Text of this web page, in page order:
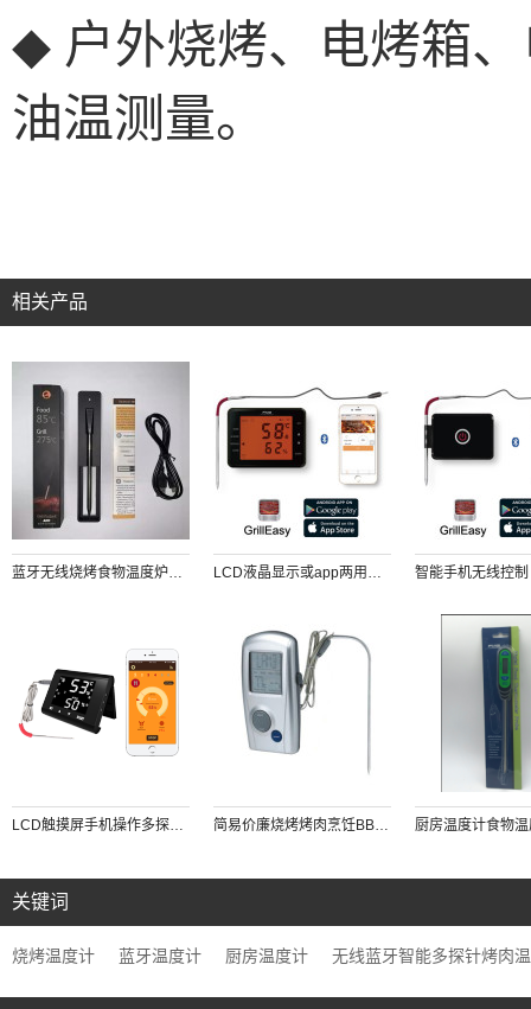
◆ 户外烧烤、电烤箱
油温测量。
相关产品
关键词
烧烤温度计 蓝牙温度计 厨房温度计 无线蓝牙智能多探针烤肉